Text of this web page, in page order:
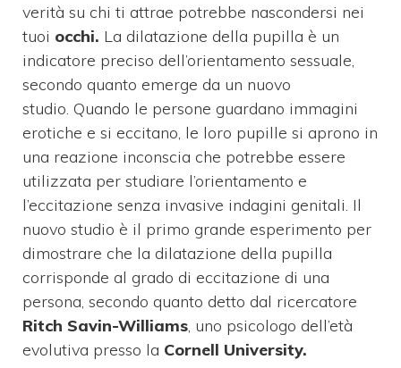
verità su chi ti attrae potrebbe nascondersi nei
tuoi occhi. La dilatazione della pupilla è un
indicatore preciso dell’orientamento sessuale,
secondo quanto emerge da un nuovo
studio. Quando le persone guardano immagini
erotiche e si eccitano, le loro pupille si aprono in
una reazione inconscia che potrebbe essere
utilizzata per studiare l’orientamento e
l’eccitazione senza invasive indagini genitali. Il
nuovo studio è il primo grande esperimento per
dimostrare che la dilatazione della pupilla
corrisponde al grado di eccitazione di una
persona, secondo quanto detto dal ricercatore
Ritch Savin-Williams, uno psicologo dell’età
evolutiva presso la Cornell University.